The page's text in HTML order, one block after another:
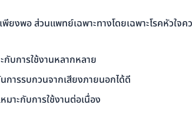
พอ ส่วนแพทย์เฉพาะทางโดยเฉพาะโรคหัวใจ
บการใช้งานหลากหลาย
ารรบกวนจากเสียงภายนอกได้ดี
าะกับการใช้งานต่อเนื่อง